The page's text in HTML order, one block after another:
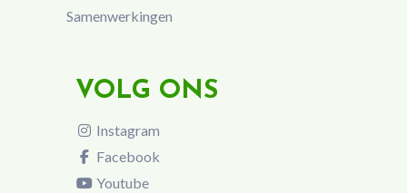
Samenwerkingen
VOLG ONS
Instagram
Facebook
Youtube